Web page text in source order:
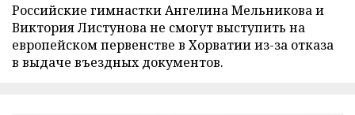
Российские гимнастки Ангелина Мельникова и
Виктория Листунова не смогут выступить на
европейском первенстве в Хорватии из-за отказа
в выдаче въездных документов.